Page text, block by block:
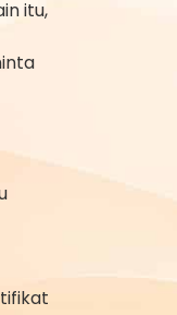
itu,